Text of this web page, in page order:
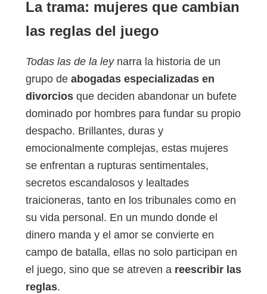
La trama: mujeres que cambian
las reglas del juego
Todas las de la leynarra la historia de un
grupo de abogadas especializadas en
divorcios que deciden abandonar un bufete
dominado por hombres para fundar su propio
despacho. Brillantes, duras y
emocionalmente complejas, estas mujeres
se enfrentan a rupturas sentimentales,
secretos escandalosos y lealtades
traicioneras, tanto en los tribunales como en
su vida personal. En un mundo donde el
dinero manda y el amor se convierte en
campo de batalla, ellas no solo participan en
el juego, sino que se atreven a reescribir las
reglas.